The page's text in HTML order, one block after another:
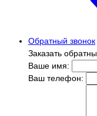
Обратный звонок
Заказать
Ваше имя:
Ваш телефон: